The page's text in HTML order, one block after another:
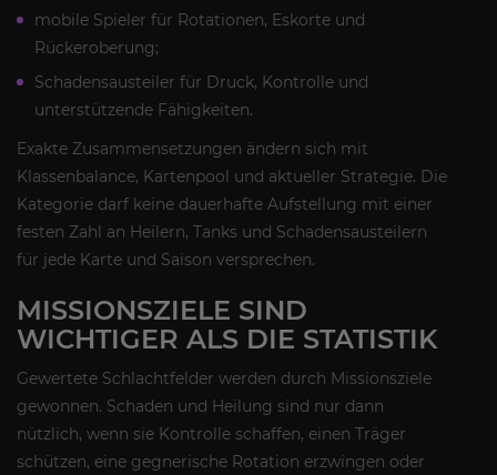
mobile Spieler für Rotationen, Eskorte und
Rückeroberung;
Schadensausteiler für Druck, Kontrolle und
unterstützende Fähigkeiten.
Exakte Zusammensetzungen ändern sich mit
Klassenbalance, Kartenpool und aktueller Strategie. Die
Kategorie darf keine dauerhafte Aufstellung mit einer
festen Zahl an Heilern, Tanks und Schadensausteilern
für jede Karte und Saison versprechen.
MISSIONSZIELE SIND
WICHTIGER ALS DIE STATISTIK
Gewertete Schlachtfelder werden durch Missionsziele
gewonnen. Schaden und Heilung sind nur dann
nützlich, wenn sie Kontrolle schaffen, einen Träger
schützen, eine gegnerische Rotation erzwingen oder